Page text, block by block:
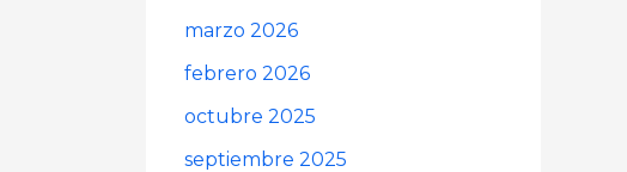
marzo 2026
febrero 2026
octubre 2025
septiembre 2025